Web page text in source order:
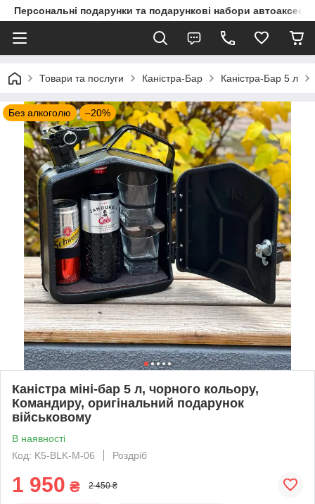
Персональні подарунки та подарункові набори
Товари та послуги Каністра-Бар Каністра-Бар 5 л
Без алкоголю –20%
Каністра міні-бар 5 л, чорного кольору,
Командиру, оригінальний подарунок
військовому
В наявності
Код: K5-BLK-M-06
Роздріб
1 950 ₴ 2 450 ₴